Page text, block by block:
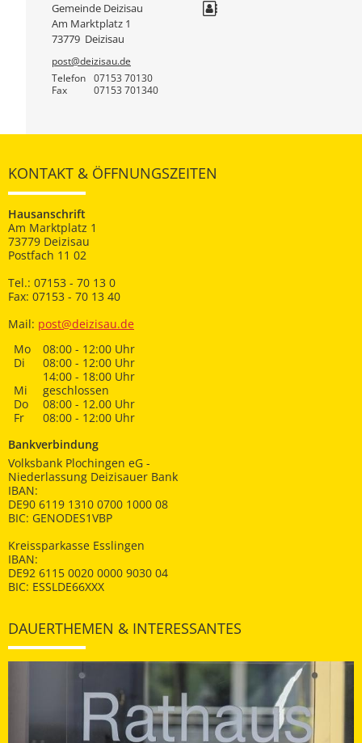
Gemeinde Deizisau
Am Marktplatz 1
73779 Deizisau
post@deizisau.de
Telefon
07153 70130
Fax 07153 701340
KONTAKT & ÖFFNUNGSZEITEN
Hausanschrift
Am Marktplatz 1
73779 Deizisau
Postfach 11 02
Tel.: 07153 - 70 13 0
Fax: 07153 - 70 13 40
Mail: post@deizisau.de
Mo
08:00 - 12:00 Uhr
Di
08:00 - 12:00 Uhr
14:00 - 18:00 Uhr
Mi
geschlossen
Do
08:00 - 12.00 Uhr
Fr
08:00 - 12:00 Uhr
Bankverbindung
Volksbank Plochingen eG -
Niederlassung Deizisauer Bank
IBAN:
DE90 6119 1310 0700 1000 08
BIC: GENODES1VBP
Kreissparkasse Esslingen
IBAN:
DE92 6115 0020 0000 9030 04
BIC: ESSLDE66XXX
DAUERTHEMEN & INTERESSANTES